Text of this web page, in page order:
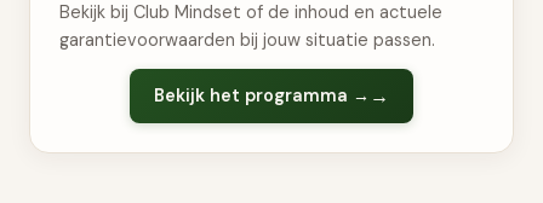
Bekijk bij Club Mindset of de inhoud en actuele
garantievoorwaarden bij jouw situatie passen.
Bekijk het programma →